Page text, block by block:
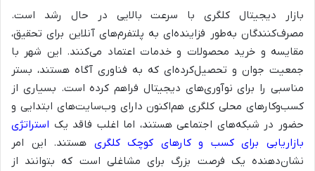
بازار دیجیتال کلگری با سرعت بالایی در حال رشد است.
مصرف‌کنندگان به‌طور فزاینده‌ای به پلتفرم‌های آنلاین برای تحقیق،
مقایسه و خرید محصولات و خدمات اعتماد می‌کنند. این شهر با
جمعیت جوان و تحصیل‌کرده‌ای که به فناوری آگاه هستند، بستر
مناسبی را برای نوآوری‌های دیجیتال فراهم کرده است. بسیاری از
کسب‌وکارهای محلی کلگری هم‌اکنون دارای وب‌سایت‌های ابتدایی و
حضور در شبکه‌های اجتماعی هستند، اما اغلب فاقد یک استراتژی
بازاریابی برای کسب و کارهای کوچک کلگری هستند. این امر
نشان‌دهنده یک فرصت بزرگ برای مشاغلی است که بتوانند از